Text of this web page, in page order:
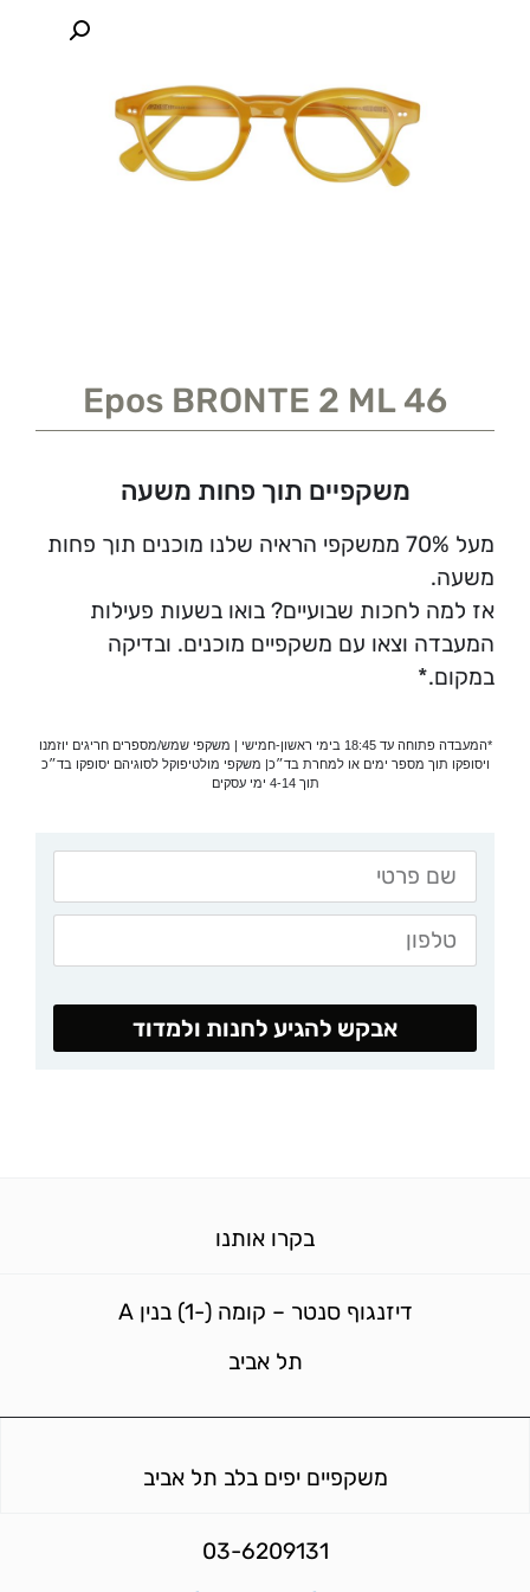
Epos BRONTE 2 ML 46
משקפיים תוך פחות משעה
מעל 70% ממשקפי הראיה שלנו מוכנים תוך פחות
משעה.
אז למה לחכות שבועיים? בואו בשעות פעילות
המעבדה וצאו עם משקפיים מוכנים. ובדיקה
במקום.*
*המעבדה פתוחה עד 18:45 בימי ראשון-חמישי | משקפי שמש/מספרים חריגים יוזמנו
ויסופקו תוך מספר ימים או למחרת בד״כ| משקפי מולטיפוקל לסוגיהם יסופקו בד״כ
תוך 4-14 ימי עסקים
אבקש להגיע לחנות ולמדוד
בקרו אותנו
דיזנגוף סנטר – קומה (-1) בנין A
תל אביב
משקפיים יפים בלב תל אביב
03-6209131